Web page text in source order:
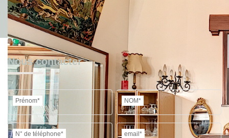
Nous contacter
Prénom* NOM*
N° de téléphone* email*